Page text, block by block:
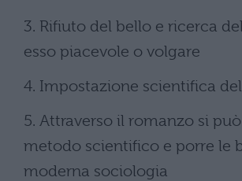
3. Rifiuto del bello e ricerca
esso piacevole o volgare
4. Impostazione scientifica
5. Attraverso il romanzo si
metodo scientifico e porre le
moderna sociologia